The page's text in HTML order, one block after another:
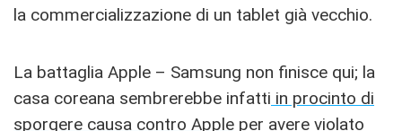
la commercializzazione di un tablet già vecchio.
La battaglia Apple – Samsung non finisce qui; la
casa coreana sembrerebbe infatti in procinto di
sporgere causa contro Apple per avere violato